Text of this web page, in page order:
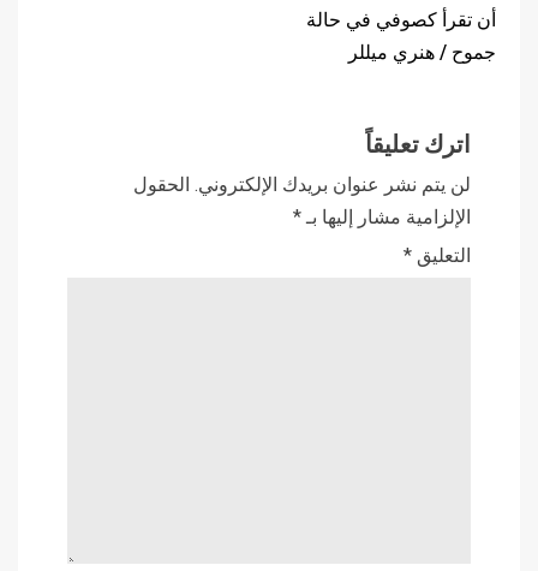
أن تقرأ كصوفي في حالة
جموح / هنري ميللر
اترك تعليقاً
لن يتم نشر عنوان بريدك الإلكتروني. الحقول
الإلزامية مشار إليها بـ*
التعليق *